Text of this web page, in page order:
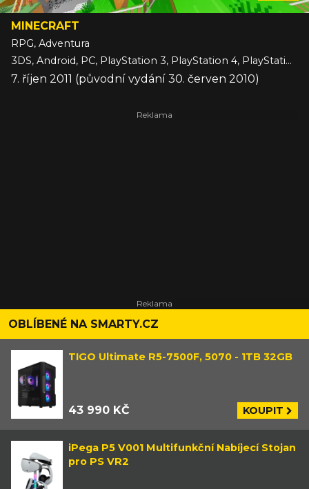
MINECRAFT
RPG, Adventura
3DS, Android, PC, PlayStation 3, PlayStation 4, PlayStation 5, Switch, Switch 2, VITA, Wii U, Xbox 360, Xbox One, Xbox Series, iOS
7. říjen 2011 (původní vydání 30. červen 2010)
OBLÍBENÉ NA SMARTY.CZ
TIGO Ultimate R5-7500F, 5070 - 1TB 32GB
43 990 KČ KOUPIT
iPega P5 V001 Multifunkční Nabíjecí Stojan
pro PS VR2